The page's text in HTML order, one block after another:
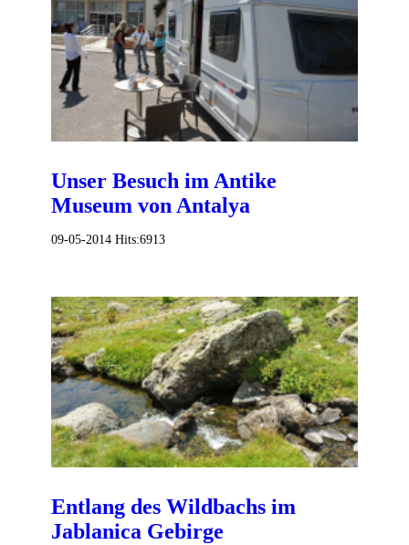
Unser Besuch im Antike
Museum von Antalya
09-05-2014 Hits:6913
Entlang des Wildbachs im
Jablanica Gebirge